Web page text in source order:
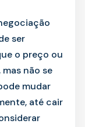
ser
o preço ou
não se
mudar
até cair